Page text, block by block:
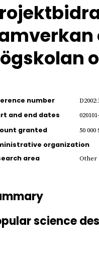
number
and end dates
granted 50 000
organization
area
Other
science